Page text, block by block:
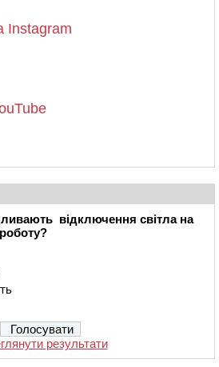
Instagram
відключення світла на
результати